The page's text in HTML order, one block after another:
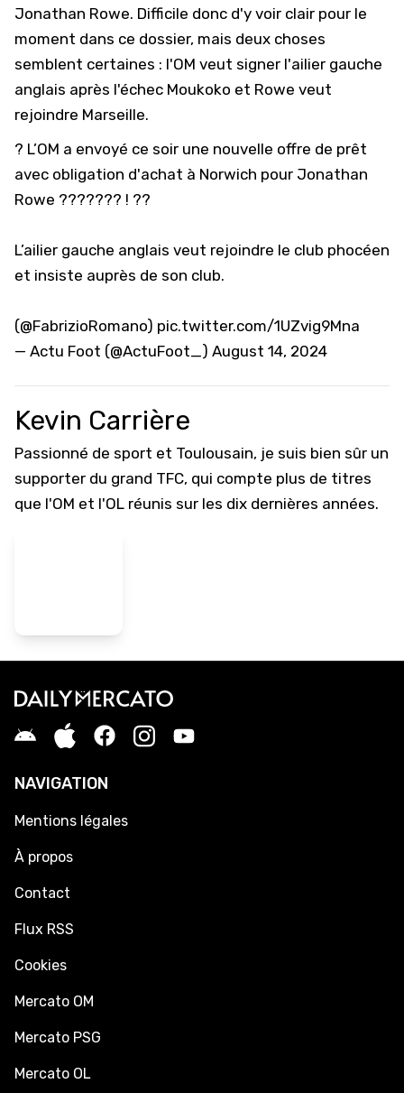
Jonathan Rowe. Difficile donc d'y voir clair pour le
moment dans ce dossier, mais deux choses
semblent certaines : l'OM veut signer l'ailier gauche
anglais après l'échec Moukoko et Rowe veut
rejoindre Marseille.
? L’OM a envoyé ce soir une nouvelle offre de prêt
avec obligation d'achat à Norwich pour Jonathan
Rowe ??????? ! ??
L’ailier gauche anglais veut rejoindre le club phocéen
et insiste auprès de son club.
(@FabrizioRomano) pic.twitter.com/1UZvig9Mna
— Actu Foot (@ActuFoot_) August 14, 2024
Kevin Carrière
Passionné de sport et Toulousain, je suis bien sûr un
supporter du grand TFC, qui compte plus de titres
que l'OM et l'OL réunis sur les dix dernières années.
NAVIGATION
Mentions légales
À propos
Contact
Flux RSS
Cookies
Mercato OM
Mercato PSG
Mercato OL